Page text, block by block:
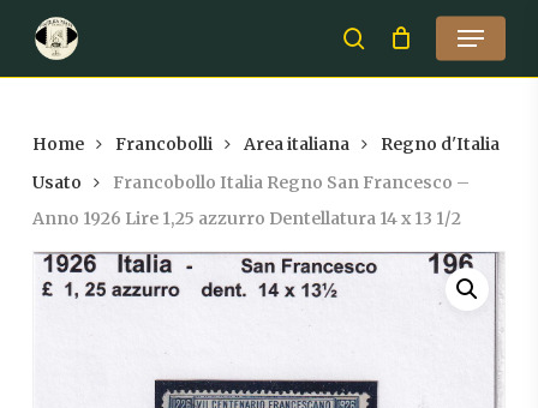
main
search
Menu
Home Francobolli Area italiana
Regno d'Italia
Usato
Francobollo Italia Regno San Francesco –
Anno 1926 Lire 1,25 azzurro Dentellatura 14 x 13 1/2
Close